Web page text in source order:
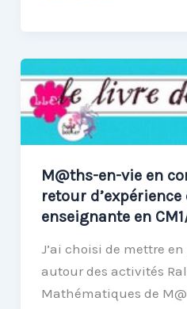
M@ths
en-
vie
accessibles
via
Instagram
M@ths-en-vie en
retour d’expérience
enseignante en
J’ai choisi de mettre
autour des activités
Mathématiques de